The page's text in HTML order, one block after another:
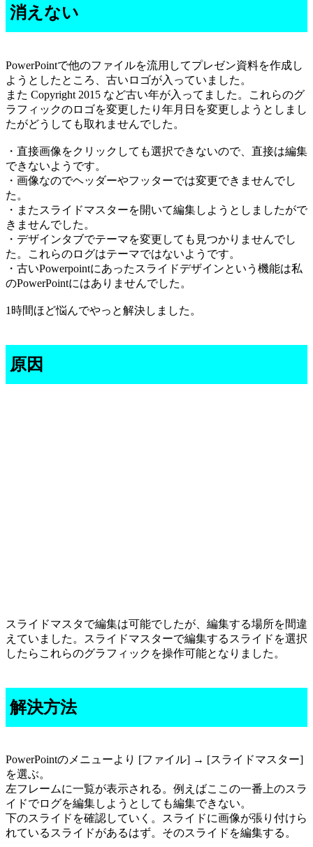
消えない
PowerPointで他のファイルを流用してプレゼン資料を作成し
ようとしたところ、古いロゴが入っていました。
また Copyright 2015 など古い年が入ってました。これらのグ
ラフィックのロゴを変更したり年月日を変更しようとしまし
たがどうしても取れませんでした。
・直接画像をクリックしても選択できないので、直接は編集
できないようです。
・画像なのでヘッダーやフッターでは変更できませんでし
た。
・またスライドマスターを開いて編集しようとしましたがで
きませんでした。
・デザインタブでテーマを変更しても見つかりませんでし
た。これらのログはテーマではないようです。
・古いPowerpointにあったスライドデザインという機能は私
のPowerPointにはありませんでした。
1時間ほど悩んでやっと解決しました。
原因
スライドマスタで編集は可能でしたが、編集する場所を間違
えていました。スライドマスターで編集するスライドを選択
したらこれらのグラフィックを操作可能となりました。
解決方法
PowerPointのメニューより [ファイル] → [スライドマスター]
を選ぶ。
左フレームに一覧が表示される。例えばここの一番上のスラ
イドでログを編集しようとしても編集できない。
下のスライドを確認していく。スライドに画像が張り付けら
れているスライドがあるはず。そのスライドを編集する。